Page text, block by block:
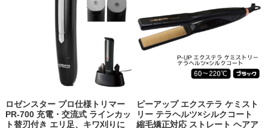
ロゼンスター プロ仕様トリマー
PR-700 充電・交流式 ラインカッ
ト替刃付き エリ足、キワ刈りに
ピーアップ エクステラ ケミスト
リー テラヘルツ×シルクコート
縮毛矯正対応 ストレート ヘアア